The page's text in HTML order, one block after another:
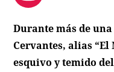
Durante más de
Cervantes, alias
esquivo y temido